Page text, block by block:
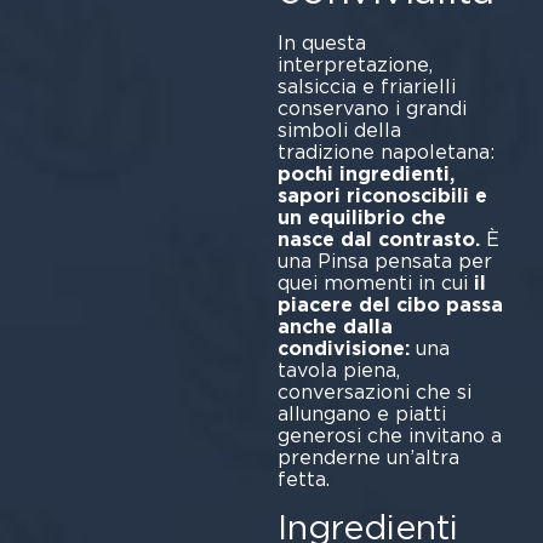
In questa
interpretazione,
salsiccia e friarielli
conservano i grandi
simboli della
tradizione napoletana:
pochi ingredienti,
sapori riconoscibili e
un equilibrio che
nasce dal contrasto.È
una Pinsa pensata per
quei momenti in cui il
piacere del cibo passa
anche dalla
condivisione: una
tavola piena,
conversazioni che si
allungano e piatti
generosi che invitano a
prenderne un’altra
fetta.
Ingredienti